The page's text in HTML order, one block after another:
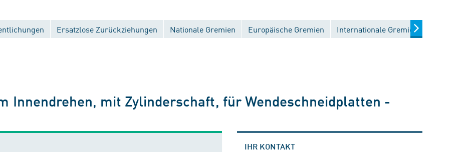
Ersatzlose Zurückziehungen Nationale Gremien Europäische Gremien Internationale Gremien
Innendrehen, mit Zylinderschaft, für Wendeschneidplatten -
IHR KONTAKT